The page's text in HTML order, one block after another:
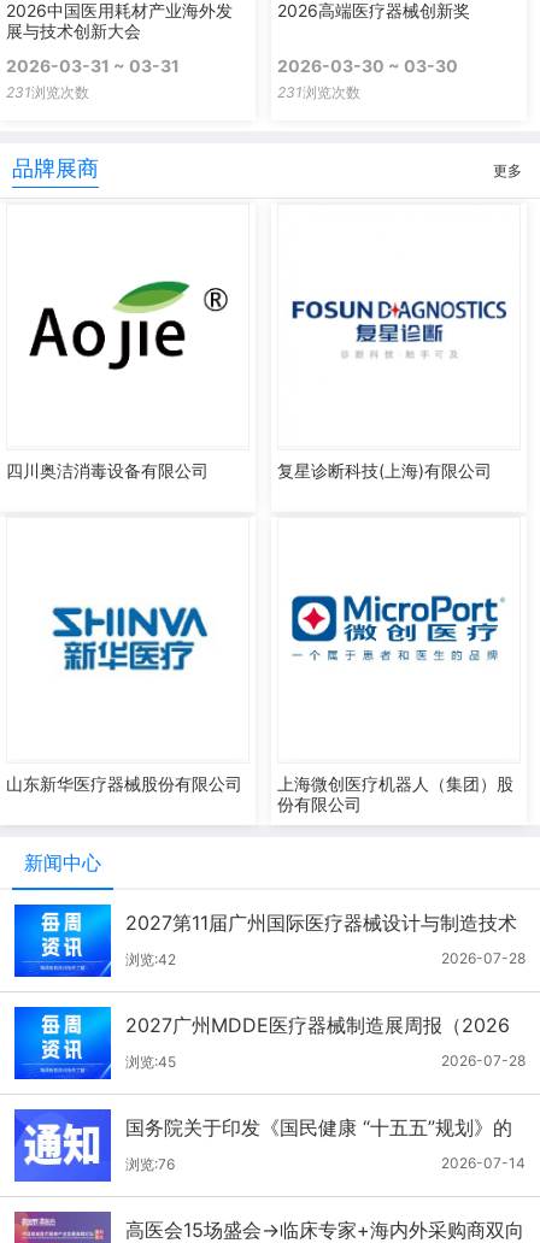
2026中国医用耗材产业海外发
展与技术创新大会
2026-03-31 ~ 03-31
231浏览次数
2026高端医疗器械创新奖
2026-03-30 ~ 03-30
231浏览次数
品牌展商 更多
四川奥洁消毒设备有限公司 复星诊断科技(上海)有限公司
山东新华医疗器械股份有限公司
上海微创医疗机器人（集团）股
份有限公司
新闻中心
2027第11届广州国际医疗器械设计与制造技术
展一周报（7.22-7.28）
2026-07-28
浏览:42
2027广州MDDE医疗器械制造展周报（2026
年7月21-27日）
2026-07-28
浏览:45
国务院关于印发《国民健康 “十五五”规划》的
通知
2026-07-14
浏览:76
高医会15场盛会→临床专家+海内外采购商双向